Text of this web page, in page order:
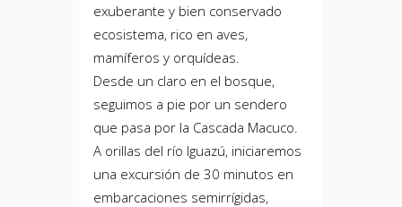
exuberante y bien conservado
ecosistema, rico en aves,
mamíferos y orquídeas.
Desde un claro en el bosque,
seguimos a pie por un sendero
que pasa por la Cascada Macuco.
A orillas del río Iguazú, iniciaremos
una excursión de 30 minutos en
embarcaciones semirrígidas,